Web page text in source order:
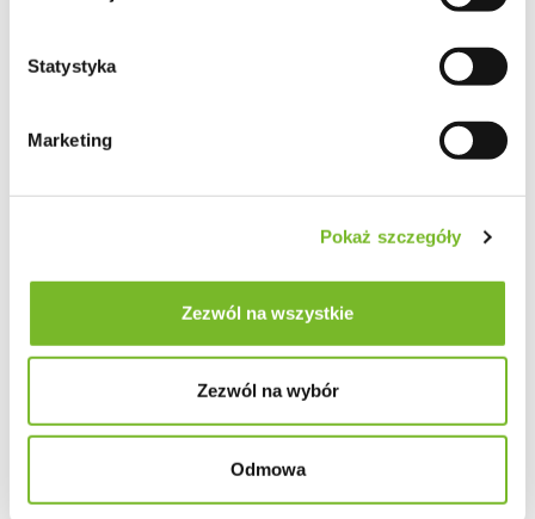
Statystyka
Marketing
Pokaż szczegóły
Zezwól na wszystkie
Zezwól na wybór
Odmowa